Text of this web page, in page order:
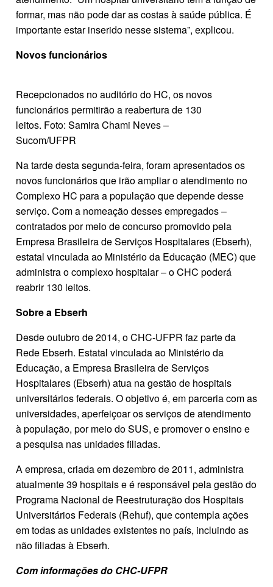
formar, mas não pode dar as costas à saúde pública. É
importante estar inserido nesse sistema”, explicou.
Novos funcionários
Recepcionados no auditório do HC, os novos
funcionários permitirão a reabertura de 130
leitos. Foto: Samira Chami Neves –
Sucom/UFPR
Na tarde desta segunda-feira, foram apresentados os
novos funcionários que irão ampliar o atendimento no
Complexo HC para a população que depende desse
serviço. Com a nomeação desses empregados –
contratados por meio de concurso promovido pela
Empresa Brasileira de Serviços Hospitalares (Ebserh),
estatal vinculada ao Ministério da Educação (MEC) que
administra o complexo hospitalar – o CHC poderá
reabrir 130 leitos.
Sobre a Ebserh
Desde outubro de 2014, o CHC-UFPR faz parte da
Rede Ebserh. Estatal vinculada ao Ministério da
Educação, a Empresa Brasileira de Serviços
Hospitalares (Ebserh) atua na gestão de hospitais
universitários federais. O objetivo é, em parceria com as
universidades, aperfeiçoar os serviços de atendimento
à população, por meio do SUS, e promover o ensino e
a pesquisa nas unidades filiadas.
A empresa, criada em dezembro de 2011, administra
atualmente 39 hospitais e é responsável pela gestão do
Programa Nacional de Reestruturação dos Hospitais
Universitários Federais (Rehuf), que contempla ações
em todas as unidades existentes no país, incluindo as
não filiadas à Ebserh.
Com informações do CHC-UFPR